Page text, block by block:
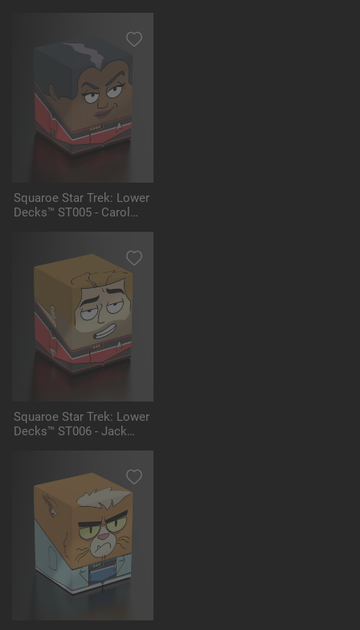
Squaroe Star Trek: Lower
Decks™ ST005 - Carol
Squaroe Star Trek: Lower
Decks™ ST006 - Jack